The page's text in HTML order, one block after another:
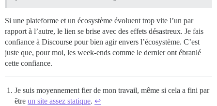
Si une plateforme et un écosystème évoluent trop vite l’un par
rapport à l’autre, le lien se brise avec des effets désastreux. Je fais
confiance à Discourse pour bien agir envers l’écosystème. C’est
juste que, pour moi, les week-ends comme le dernier ont ébranlé
cette confiance.
Je suis moyennement fier de mon travail, même si cela a fini par
être un site assez statique. ↩︎